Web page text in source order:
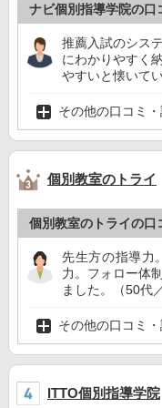
ナビ個別指導学院の口
推薦入試のシス
にわかりやすく
やすいと懐いて
その他の口コミ・
個別教室のトライ
個別教室のトライの口
先生方の指導力
力。フォロー体
ました。（50代
その他の口コミ・
ITTO個別指導学院